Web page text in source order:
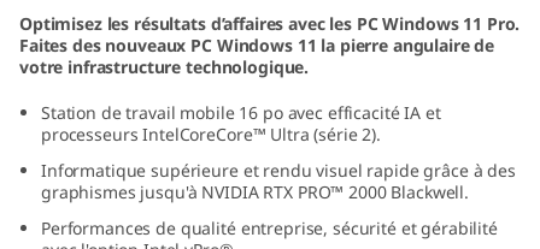
Optimisez les résultats d’affaires avec les PC Windows 11 Pro.
Faites des nouveaux PC Windows 11 la pierre angulaire de
votre infrastructure technologique.
Station de travail mobile 16 po avec efficacité IA et
processeurs IntelCoreCore™ Ultra (série 2).
Informatique supérieure et rendu visuel rapide grâce à des
graphismes jusqu'à NVIDIA RTX PRO™ 2000 Blackwell.
Performances de qualité entreprise, sécurité et gérabilité